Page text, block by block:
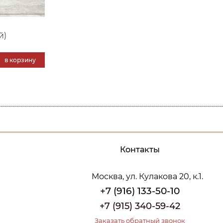
в корзину
Контакты
Москва, ул. Кулакова 20, к.1.
+7 (916) 133-50-10
+7 (915) 340-59-42
Заказать обратный звонок